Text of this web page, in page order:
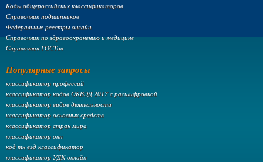
Коды общероссийских классификаторов
Справочник подшипников
Федеральные реестры онлайн
Справочник по здравоохранению и медицине
Справочник ГОСТов
Популярные запросы
классификатор профессий
классификатор кодов ОКВЭД 2017 с расшифровкой
классификатор видов деятельности
классификатор основных средств
классификатор стран мира
классификатор окп
код тн вэд классификатор
классификатор УДК онлайн